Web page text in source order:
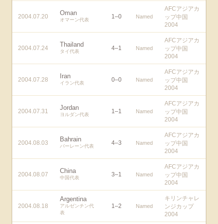
2004.07.20 Oman
オマーン代表 1–0 Named
AFCアジアカ
ップ中国
2004
2004.07.24 Thailand
タイ代表 4–1 Named
AFCアジアカ
ップ中国
2004
2004.07.28 Iran
イラン代表 0–0 Named
AFCアジアカ
ップ中国
2004
2004.07.31 Jordan
ヨルダン代表 1–1 Named
AFCアジアカ
ップ中国
2004
2004.08.03 Bahrain
バーレーン代表 4–3 Named
AFCアジアカ
ップ中国
2004
2004.08.07 China
中国代表 3–1 Named
AFCアジアカ
ップ中国
2004
2004.08.18
Argentina
アルゼンチン代
表
1–2 Named
キリンチャレ
ンジカップ
2004